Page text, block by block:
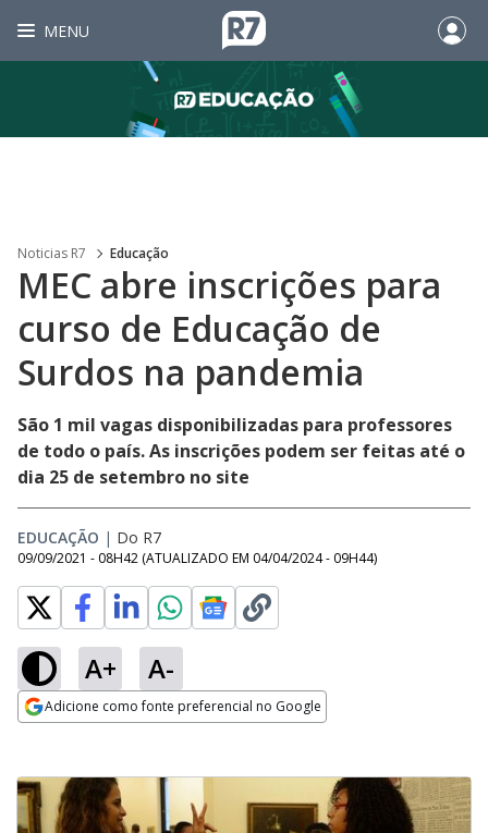
MENU
Noticias R7 Educação
MEC abre inscrições para
curso de Educação de
Surdos na pandemia
São 1 mil vagas disponibilizadas para professores
de todo o país. As inscrições podem ser feitas até o
dia 25 de setembro no site
EDUCAÇÃO | Do R7
09/09/2021 - 08H42 (ATUALIZADO EM 04/04/2024 - 09H44)
A+ A-
Adicione como fonte preferencial no Google